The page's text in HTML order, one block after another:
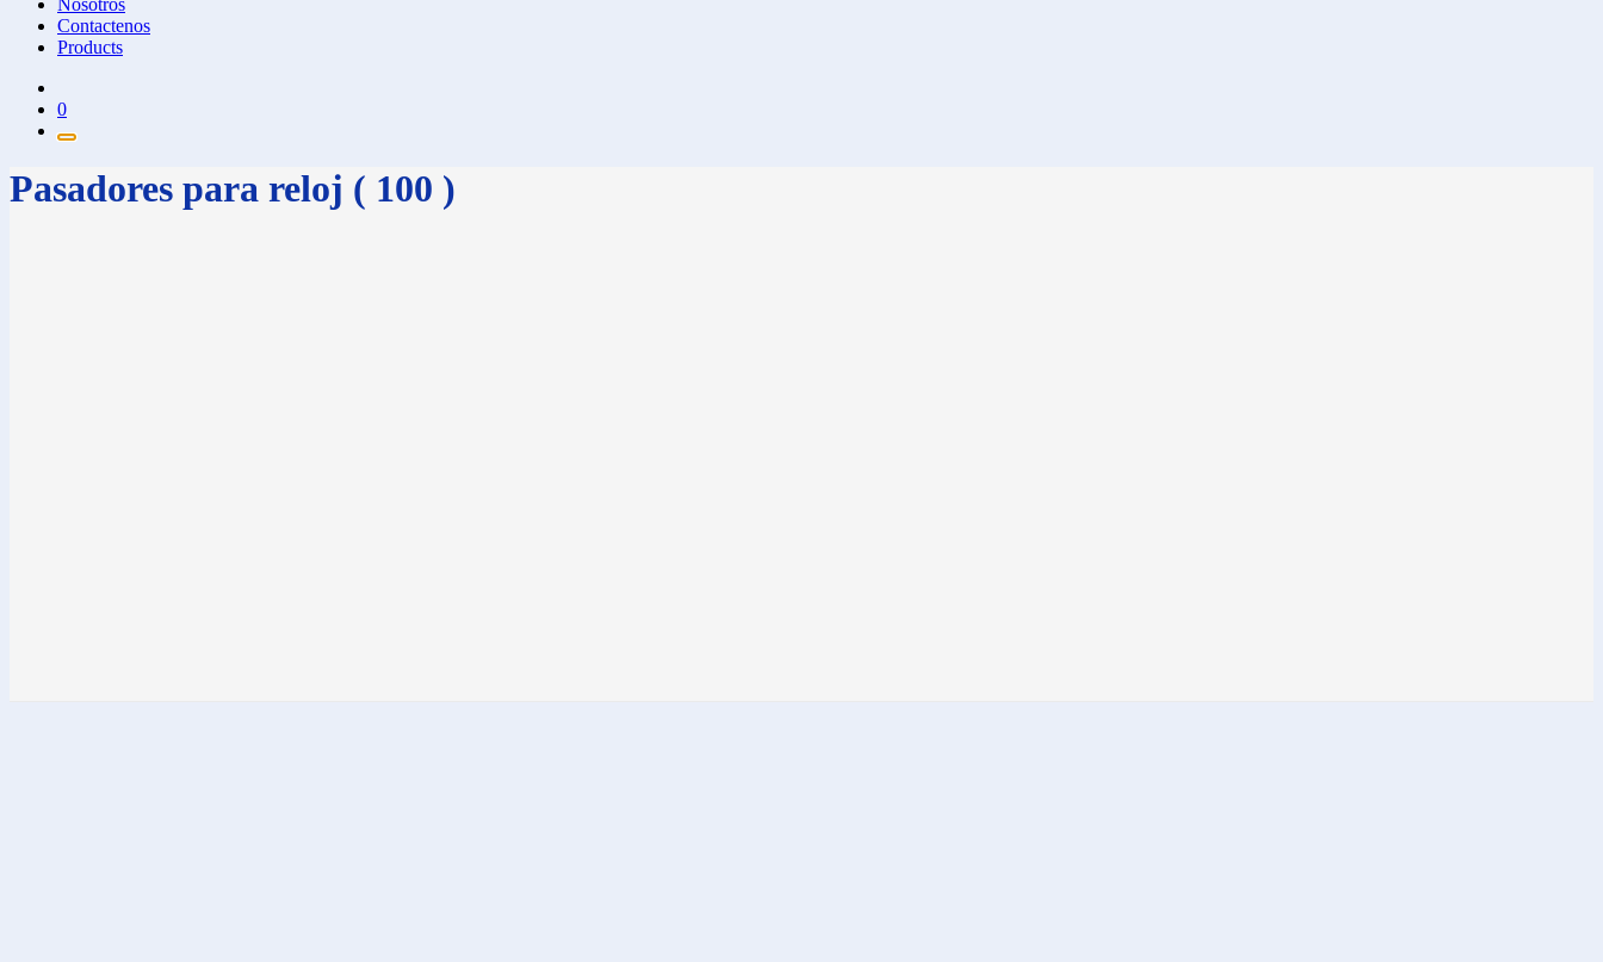
Nosotros
Contactenos
Products
0
Pasadores para reloj ( 100 )